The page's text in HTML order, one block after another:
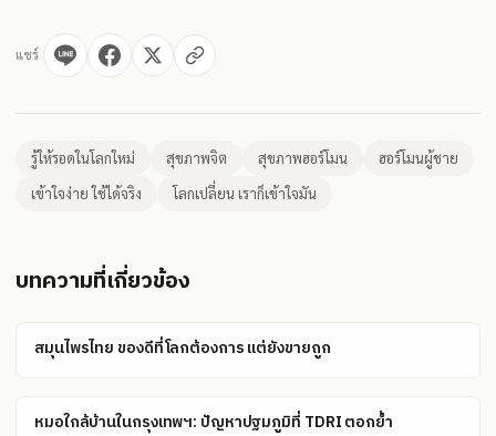
แชร์
รู้ให้รอดในโลกใหม่ สุขภาพจิต สุขภาพฮอร์โมน
ฮอร์โมนผู้ชาย
เข้าใจง่าย ใช้ได้จริง
โลกเปลี่ยน เราก็เข้าใจมัน
บทความที่เกี่ยวข้อง
สมุนไพรไทย ของดีที่โลกต้องการ แต่ยังขายถูก
หมอใกล้บ้านในกรุงเทพฯ: ปัญหาปฐมภูมิที่ TDRI ตอกย้ำ